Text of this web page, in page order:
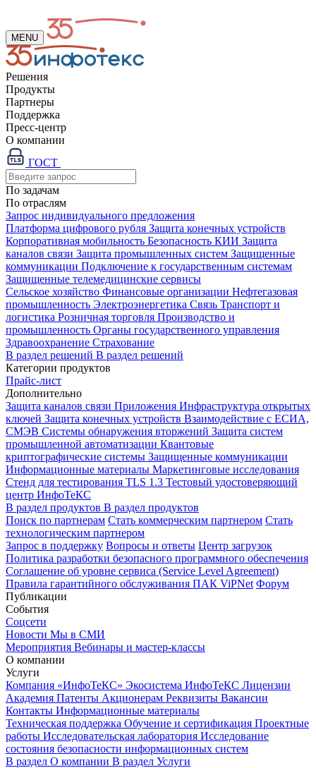
MENU
Решения
Продукты
Партнеры
Поддержка
Пресс-центр
О компании
ГОСТ
По задачам
По отраслям
Запрос индивидуального предложения
Платформа цифрового рубля Защита конечных устройств
Корпоративная мобильность Безопасность КИИ Защита
каналов связи Защита промышленных систем Защищенные
коммуникации Подключение к государственным системам
Защищенные телемедицинские сервисы
Сельское хозяйство Финансовые организации Нефтегазовая
промышленность Электроэнергетика Связь Транспорт и
логистика Розничная торговля Производство и
промышленность Органы государственного управления
Здравоохранение Страхование
В раздел решений В раздел решений
Категории продуктов
Прайс-лист
Дополнительно
Защита каналов связи Приложения Инфраструктура открытых
ключей Защита конечных устройств Взаимодействие с ЕСИА,
СМЭВ Системы обнаружения вторжений Защита систем
промышленной автоматизации Квантовые
криптографические системы Защищенные коммуникации
Информационные материалы Маркетинговые исследования
Стенд для тестирования TLS 1.3 Тестовый удостоверяющий
центр ИнфоТеКС
В раздел продуктов В раздел продуктов
Поиск по партнерам Стать коммерческим партнером Стать
технологическим партнером
Запрос в поддержку Вопросы и ответы Центр загрузок
Политика разработки безопасного программного обеспечения
Соглашение об уровне сервиса (Service Level Agreement)
Правила гарантийного обслуживания ПАК ViPNet Форум
Публикации
События
Соцсети
Новости Мы в СМИ
Мероприятия Вебинары и мастер-классы
О компании
Услуги
Компания «ИнфоТеКС» Экосистема ИнфоТеКС Лицензии
Академия Патенты Акционерам Реквизиты Вакансии
Контакты Информационные материалы
Техническая поддержка Обучение и сертификация Проектные
работы Исследовательская лаборатория Исследование
состояния безопасности информационных систем
В раздел О компании В раздел Услуги